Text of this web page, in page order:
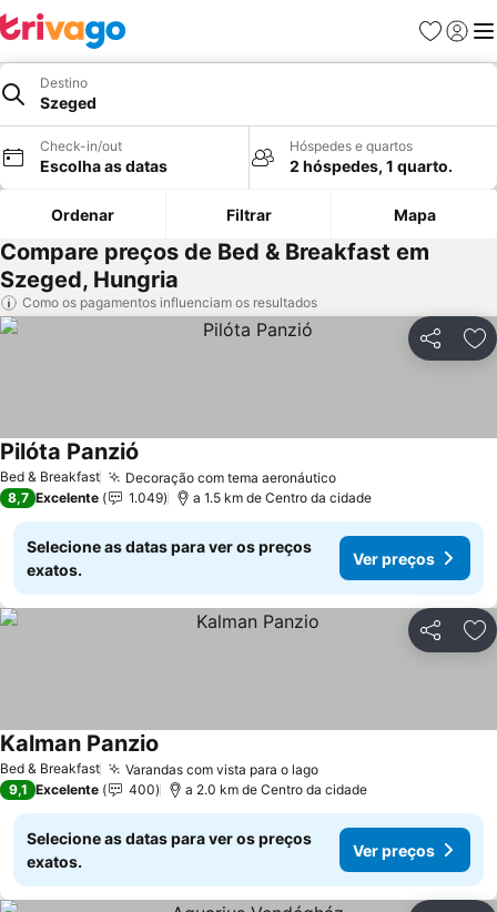
Favoritos
Iniciar
Destino
Szeged
Check-in/out
Escolha as datas
Hóspedes e quartos
2 hóspedes, 1 quarto.
Ordenar Filtrar Mapa
Compare preços de Bed & Breakfast em
Szeged, Hungria
Como os pagamentos influenciam os resultados
Partilhar
Bed & Breakfast Decoração com tema aeronáuticoVer preços
Pilóta Panzió
8,7 Excelente 1.049 a 1.5 km de Centro da cidade
Selecione as datas para ver os preços
exatos.
Ver preços
Partilhar
Bed & Breakfast Varandas com vista para o lagoVer preços
Kalman Panzio
9,1 Excelente 400 a 2.0 km de Centro da cidade
Selecione as datas para ver os preços
exatos.
Ver preços